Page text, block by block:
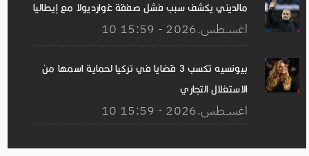
مالديني يكشف سبب فشل صفقة غوارديولا مع إيطاليا
10 اغســطس.2026 - 15:59
بيونسيه تكسب 3 قضايا في تركيا لحماية اسمها من
الاستغلال التجاري
10 اغســطس.2026 - 15:59